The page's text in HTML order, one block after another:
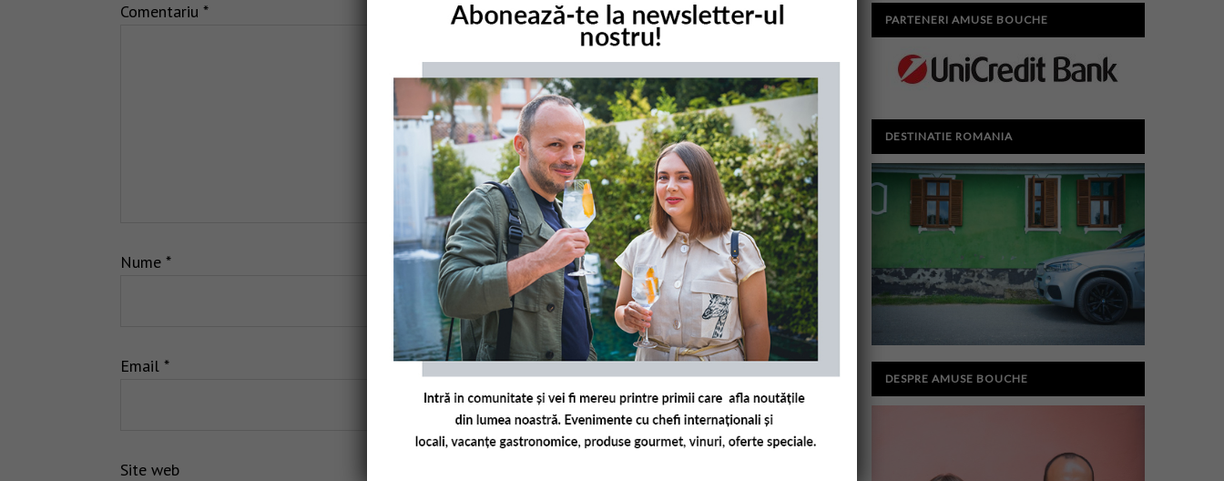
Comentariu *
Nume *
Email *
Site web
PARTENERI AMUSE BOUCHE
DESTINATIE ROMANIA
DESPRE AMUSE BOUCHE